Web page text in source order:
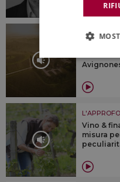
Vino &
misura